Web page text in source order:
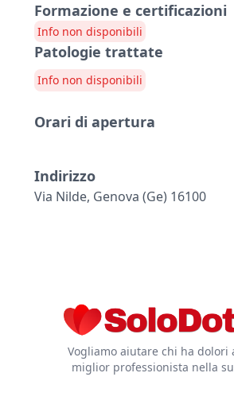
Formazione e certificazioni
Info non disponibili
Patologie trattate
Info non disponibili
Orari di apertura
Indirizzo
Via Nilde, Genova (ge) 16100
Vogliamo aiutare chi ha dolori
miglior professionista nella